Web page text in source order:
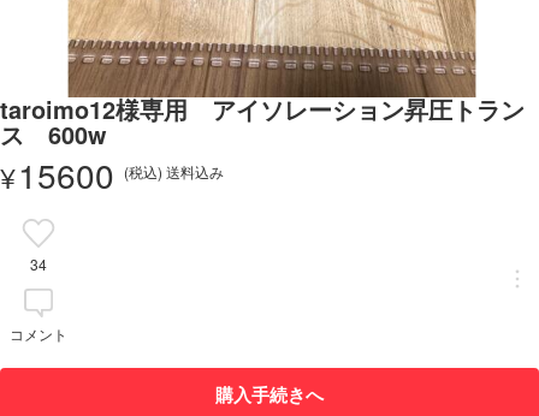
taroimo12様専用 アイソレーション昇圧トラン
ス 600w
¥15600 (税込) 送料込み
34
コメント
購入手続きへ